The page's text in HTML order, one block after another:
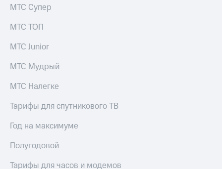
Описание
Уведомление
погашении
облигаций
Реквизиты
Контакты
развитие
На главную
МТС Супер
МТС ТОП
МТС Junior
МТС Мудрый
МТС Налегке
Тарифы для спутникового ТВ
Год на максимуме
Полугодовой
Тарифы для часов и модемов